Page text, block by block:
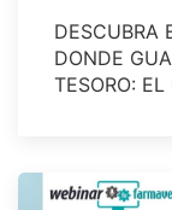
DESCUBRA
DONDE
TESORO: